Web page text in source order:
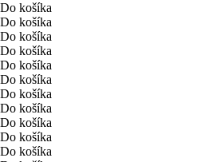
Do košíka
Do košíka
Do košíka
Do košíka
Do košíka
Do košíka
Do košíka
Do košíka
Do košíka
Do košíka
Do košíka